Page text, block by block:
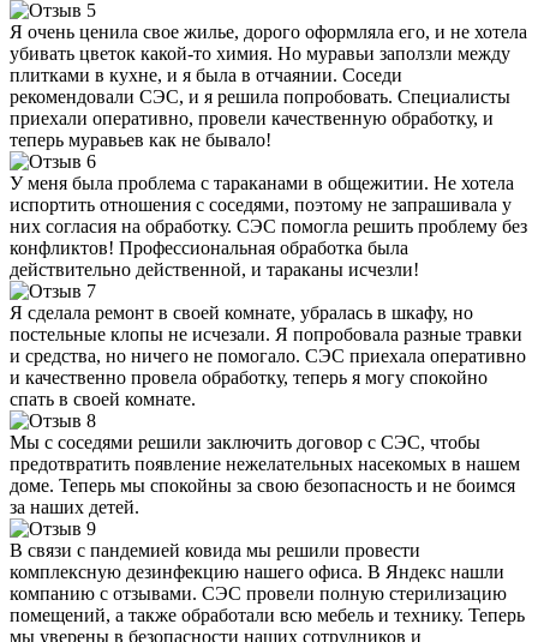
Я очень ценила свое жилье, дорого оформляла его, и не хотела
убивать цветок какой-то химия. Но муравьи заползли между
плитками в кухне, и я была в отчаянии. Соседи
рекомендовали СЭС, и я решила попробовать. Специалисты
приехали оперативно, провели качественную обработку, и
теперь муравьев как не бывало!
У меня была проблема с тараканами в общежитии. Не хотела
испортить отношения с соседями, поэтому не запрашивала у
них согласия на обработку. СЭС помогла решить проблему без
конфликтов! Профессиональная обработка была
действительно действенной, и тараканы исчезли!
Я сделала ремонт в своей комнате, убралась в шкафу, но
постельные клопы не исчезали. Я попробовала разные травки
и средства, но ничего не помогало. СЭС приехала оперативно
и качественно провела обработку, теперь я могу спокойно
спать в своей комнате.
Мы с соседями решили заключить договор с СЭС, чтобы
предотвратить появление нежелательных насекомых в нашем
доме. Теперь мы спокойны за свою безопасность и не боимся
за наших детей.
В связи с пандемией ковида мы решили провести
комплексную дезинфекцию нашего офиса. В Яндекс нашли
компанию с отзывами. СЭС провели полную стерилизацию
помещений, а также обработали всю мебель и технику. Теперь
мы уверены в безопасности наших сотрудников и